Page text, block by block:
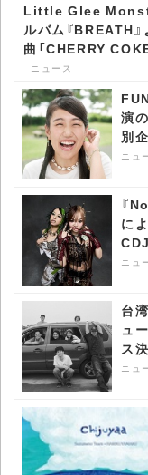
Little Glee
ルバム『BREATH』
曲「CHERRY
配信決定 -
ュース
ニュース
演
別
ニュ
『
に
ニュ
台
ュ
ス
ニュ